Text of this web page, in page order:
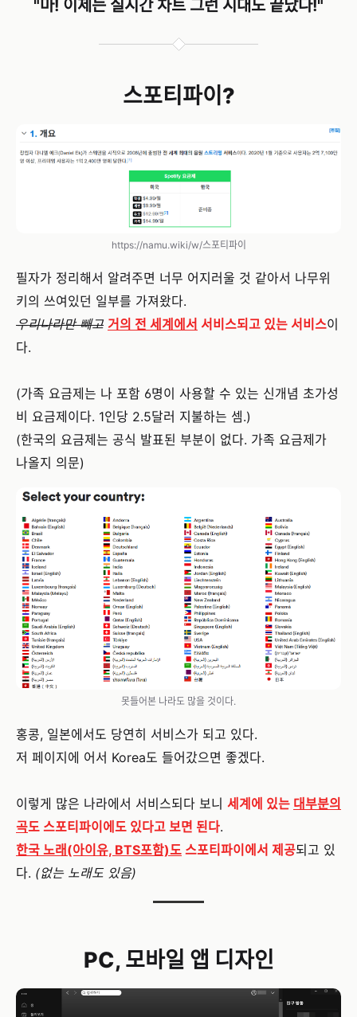
"마! 이제는 실시간 차트 그런 시대도 끝났다!"
스포티파이?
https://namu.wiki/w/스포티파이
필자가 정리해서 알려주면 너무 어지러울 것 같아서 나무위
키의 쓰여있던 일부를 가져왔다.
우리나라만 빼고 거의 전 세계에서 서비스되고 있는 서비스이
다.
(가족 요금제는 나 포함 6명이 사용할 수 있는 신개념 초가성
비 요금제이다. 1인당 2.5달러 지불하는 셈.)
(한국의 요금제는 공식 발표된 부분이 없다. 가족 요금제가
나올지 의문)
못들어본 나라도 많을 것이다.
홍콩, 일본에서도 당연히 서비스가 되고 있다.
저 페이지에 어서 Korea도 들어갔으면 좋겠다.
이렇게 많은 나라에서 서비스되다 보니 세계에 있는 대부분의
곡도 스포티파이에도 있다고 보면 된다.
한국 노래(아이유, BTS포함)도 스포티파이에서 제공되고 있
다. (없는 노래도 있음)
PC, 모바일 앱 디자인